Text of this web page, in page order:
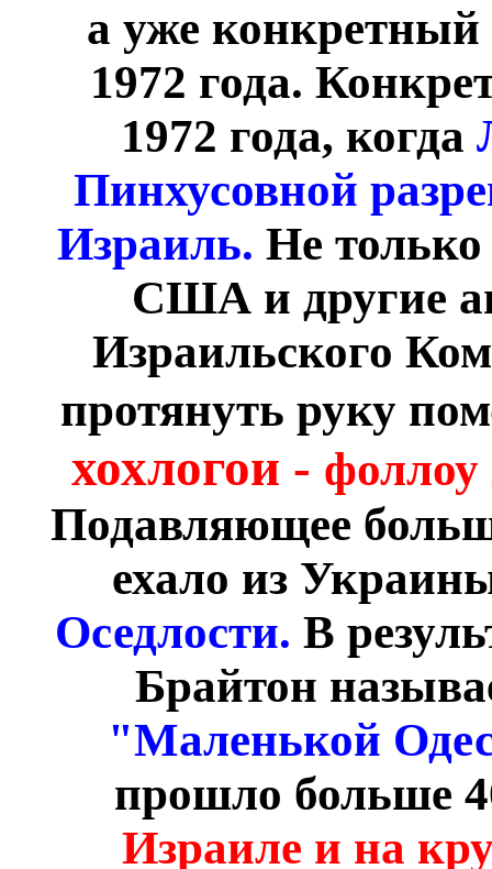
а уже конкретный
1972 года.
1972 года, когда
Пинхусовной
Израиль. Не
США и другие
Израильского
протянуть руку
хохлогои - фоллоу
Подавляющее
ехало из
Оседлости. В
Брайтон
"Маленькой
прошло больше
Израиле и на